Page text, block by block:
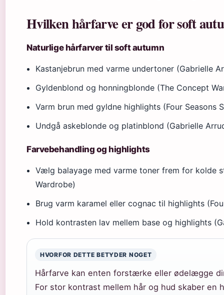
Hvilken hårfarve er god for soft
Naturlige hårfarver til soft autumn
Kastanjebrun med varme undertoner (Gabrielle
Gyldenblond og honningblonde (The Concept
Varm brun med gyldne highlights (Four Seasons
Undgå askeblonde og platinblond (Gabrielle
Farvebehandling og highlights
Vælg balayage med varme toner frem for kolde
Wardrobe)
Brug varm karamel eller cognac til highlights
Hold kontrasten lav mellem base og highlights
HVORFOR DETTE BETYDER NOGET
Hårfarve kan enten forstærke eller ødelægge
For stor kontrast mellem hår og hud skaber en